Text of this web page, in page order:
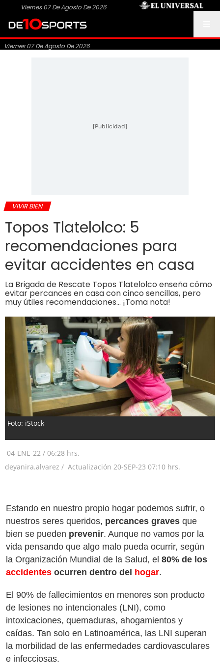
Viernes 07 De Agosto De 2026
Viernes 07 De Agosto De 2026
[Publicidad]
VIVIR BIEN
Topos Tlatelolco: 5
recomendaciones para
evitar accidentes en casa
La Brigada de Rescate Topos Tlatelolco enseña cómo
evitar percances en casa con cinco sencillas, pero
muy útiles recomendaciones… ¡Toma nota!
Foto: iStock
04-ENE-22 / 06:28 hrs.
deyanira.alvarez / Actualización 20-SEP-23 07:10 hrs.
Estando en nuestro propio hogar podemos sufrir, o
nuestros seres queridos, percances graves que
bien se pueden prevenir. Aunque no vamos por la
vida pensando que algo malo pueda ocurrir, según
la Organización Mundial de la Salud, el 80% de los
accidentes ocurren dentro del hogar.
El 90% de fallecimientos en menores son producto
de lesiones no intencionales (LNI), como
intoxicaciones, quemaduras, ahogamientos y
caídas. Tan solo en Latinoamérica, las LNI superan
la morbilidad de las enfermedades cardiovasculares
e infecciosas.